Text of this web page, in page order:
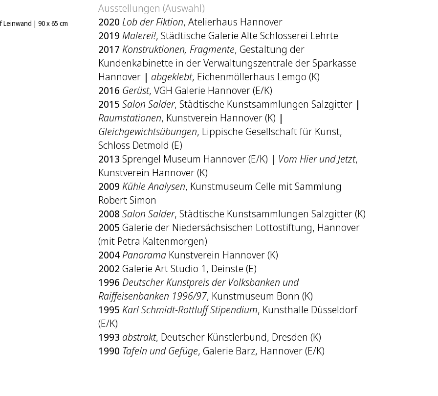
Leinwand | 90 x 65 cm
Ausstellungen (Auswahl)
2020 Lob der Fiktion, Atelierhaus Hannover
2019 Malerei!, Städtische Galerie Alte Schlosserei Lehrte
2017 Konstruktionen, Fragmente, Gestaltung der
Kundenkabinette in der Verwaltungszentrale der Sparkasse
Hannover | abgeklebt, Eichenmöllerhaus Lemgo (K)
2016 Gerüst, VGH Galerie Hannover (E/K)
2015 Salon Salder, Städtische Kunstsammlungen Salzgitter |
Raumstationen, Kunstverein Hannover (K) |
Gleichgewichtsübungen, Lippische Gesellschaft für Kunst,
Schloss Detmold (E)
2013 Sprengel Museum Hannover (E/K) | Vom Hier und Jetzt,
Kunstverein Hannover (K)
2009 Kühle Analysen, Kunstmuseum Celle mit Sammlung
Robert Simon
2008 Salon Salder, Städtische Kunstsammlungen Salzgitter (K)
2005 Galerie der Niedersächsischen Lottostiftung, Hannover
(mit Petra Kaltenmorgen)
2004 Panorama Kunstverein Hannover (K)
2002 Galerie Art Studio 1, Deinste (E)
1996 Deutscher Kunstpreis der Volksbanken und
Raiffeisenbanken 1996/97, Kunstmuseum Bonn (K)
1995 Karl Schmidt-Rottluff Stipendium, Kunsthalle Düsseldorf
(E/K)
1993 abstrakt, Deutscher Künstlerbund, Dresden (K)
1990 Tafeln und Gefüge, Galerie Barz, Hannover (E/K)